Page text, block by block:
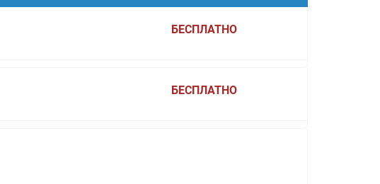
БЕСПЛАТНО
БЕСПЛАТНО